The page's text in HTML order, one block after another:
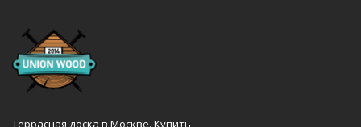
Террасная доска в Москве. Купить